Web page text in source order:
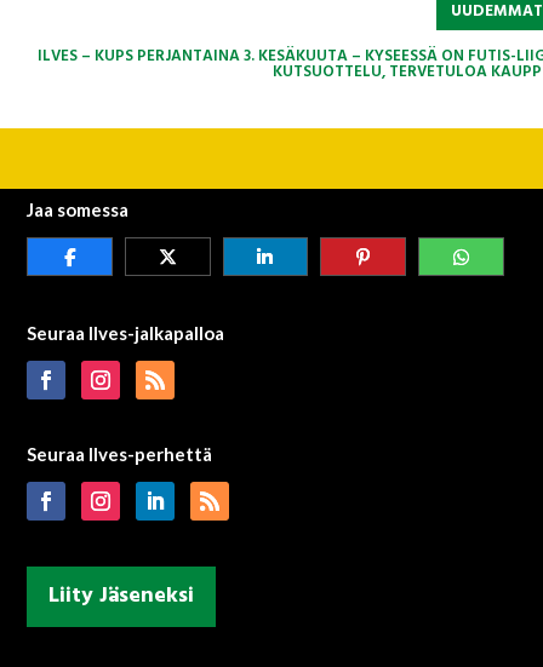
ILVES – KUPS PERJANTAINA 3. KESÄKUUTA – KYSEESSÄ ON FUTIS-
KUTSUOTTELU, TERVETULOA
Jaa somessa
Seuraa Ilves-jalkapalloa
Seuraa Ilves-perhettä
Liity Jäseneksi